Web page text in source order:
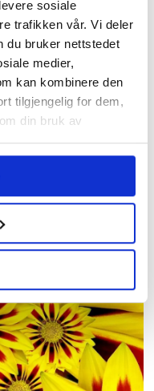
sosiale
trafikken vår. Vi deler
du bruker nettstedet
medier,
kan kombinere den
tilgjengelig for dem,
din bruk av
i